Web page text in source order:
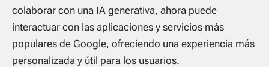
colaborar con una IA generativa, ahora puede
interactuar con las aplicaciones y servicios más
populares de Google, ofreciendo una experiencia más
personalizada y útil para los usuarios.